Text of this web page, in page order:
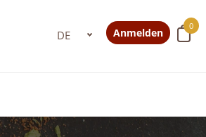
0
Anmelden